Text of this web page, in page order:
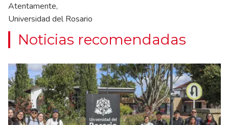
Atentamente,
Universidad del Rosario
Noticias recomendadas